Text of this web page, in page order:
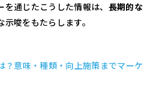
通じたこうした情報は、 長期的な
示唆をもたらします。
？意味・種類・向上施策までマーケ